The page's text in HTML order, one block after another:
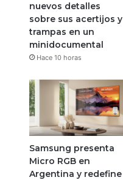
nuevos detalles
sobre sus acertijos y
trampas en un
minidocumental
Hace 10 horas
Samsung presenta
Micro RGB en
Argentina y redefine